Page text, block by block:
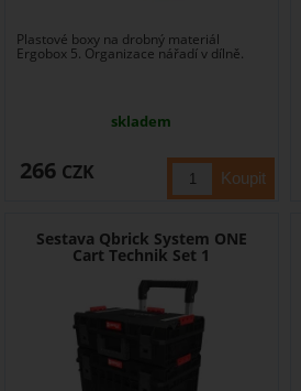
Plastové boxy na drobný materiál
Ergobox 5. Organizace nářadí v dílně.
skladem
266 CZK
Sestava Qbrick System ONE
Cart Technik Set 1